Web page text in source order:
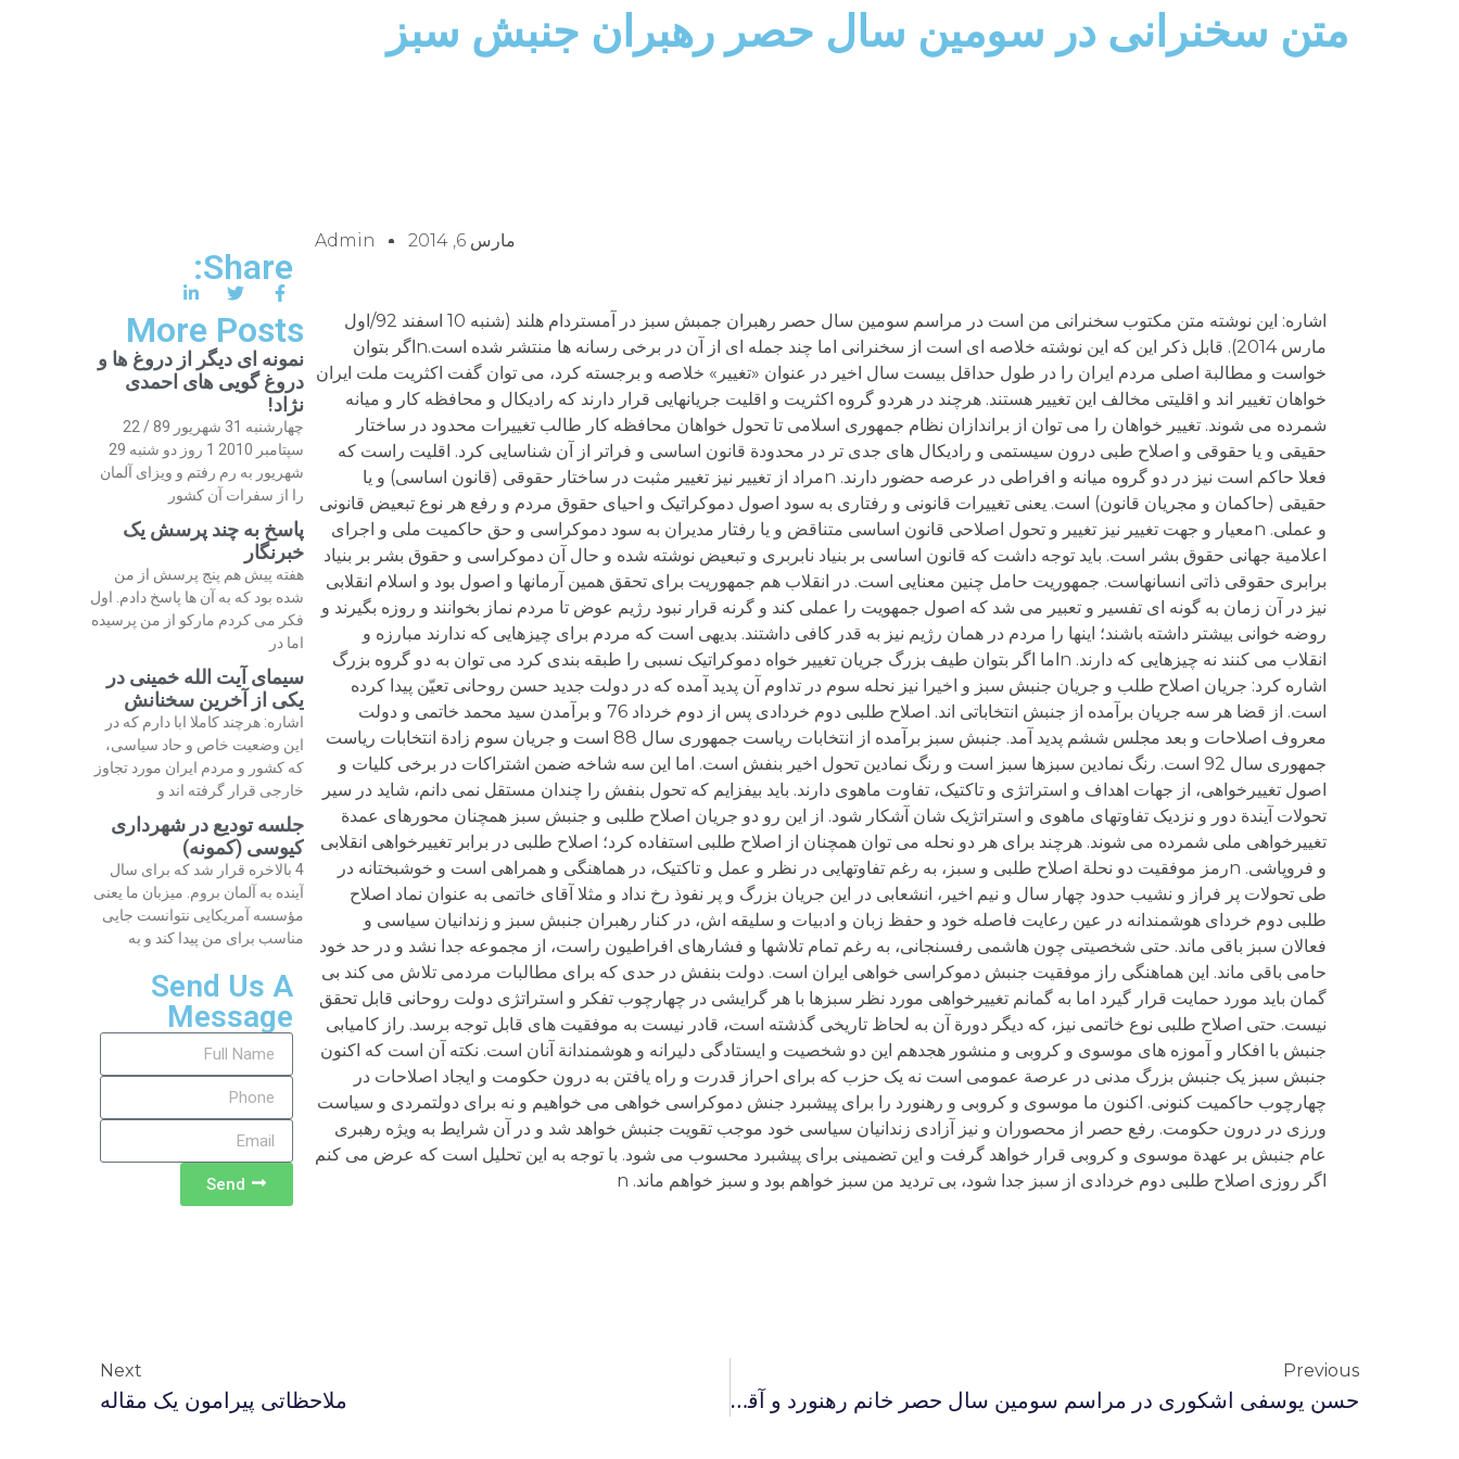
متن سخنرانی در سومین سال حصر رهبران جنبش سبز
مارس 6, 2014 Admin
اشاره: این نوشته متن مکتوب سخنرانی من است در مراسم سومین سال حصر رهبران جمبش سبز در آمستردام هلند (شنبه 10 اسفند 92/اول
مارس 2014). قابل ذکر این که این نوشته خلاصه ای است از سخنرانی اما چند جمله ای از آن در برخی رسانه ها منتشر شده است.nاگر بتوان
خواست و مطالبة اصلی مردم ایران را در طول حداقل بیست سال اخیر در عنوان «تغییر» خلاصه و برجسته کرد، می توان گفت اکثریت ملت ایران
خواهان تغییر اند و اقلیتی مخالف این تغییر هستند. هرچند در هردو گروه اکثریت و اقلیت جریانهایی قرار دارند که رادیکال و محافظه کار و میانه
شمرده می شوند. تغییر خواهان را می توان از براندازان نظام جمهوری اسلامی تا تحول خواهان محافظه کار طالب تغییرات محدود در ساختار
حقیقی و یا حقوقی و اصلاح طبی درون سیستمی و رادیکال های جدی تر در محدودة قانون اساسی و فراتر از آن شناسایی کرد. اقلیت راست که
فعلا حاکم است نیز در دو گروه میانه و افراطی در عرصه حضور دارند. nمراد از تغییر نیز تغییر مثبت در ساختار حقوقی (قانون اساسی) و یا
حقیقی (حاکمان و مجریان قانون) است. یعنی تغییرات قانونی و رفتاری به سود اصول دموکراتیک و احیای حقوق مردم و رفع هر نوع تبعیض قانونی
و عملی. nمعیار و جهت تغییر نیز تغییر و تحول اصلاحی قانون اساسی متناقض و یا رفتار مدیران به سود دموکراسی و حق حاکمیت ملی و اجرای
اعلامیة جهانی حقوق بشر است. باید توجه داشت که قانون اساسی بر بنیاد نابربری و تبعیض نوشته شده و حال آن دموکراسی و حقوق بشر بر بنیاد
برابری حقوقی ذاتی انسانهاست. جمهوریت حامل چنین معنایی است. در انقلاب هم جمهوریت برای تحقق همین آرمانها و اصول بود و اسلام انقلابی
نیز در آن زمان به گونه ای تفسیر و تعبیر می شد که اصول جمهویت را عملی کند و گرنه قرار نبود رژیم عوض تا مردم نماز بخوانند و روزه بگیرند و
روضه خوانی بیشتر داشته باشند؛ اینها را مردم در همان رژیم نیز به قدر کافی داشتند. بدیهی است که مردم برای چیزهایی که ندارند مبارزه و
انقلاب می کنند نه چیزهایی که دارند. nاما اگر بتوان طیف بزرگ جریان تغییر خواه دموکراتیک نسبی را طبقه بندی کرد می توان به دو گروه بزرگ
اشاره کرد: جریان اصلاح طلب و جریان جنبش سبز و اخیرا نیز نحله سوم در تداوم آن پدید آمده که در دولت جدید حسن روحانی تعیّن پیدا کرده
است. از قضا هر سه جریان برآمده از جنبش انتخاباتی اند. اصلاح طلبی دوم خردادی پس از دوم خرداد 76 و برآمدن سید محمد خاتمی و دولت
معروف اصلاحات و بعد مجلس ششم پدید آمد. جنبش سبز برآمده از انتخابات ریاست جمهوری سال 88 است و جریان سوم زادة انتخابات ریاست
جمهوری سال 92 است. رنگ نمادین سبزها سبز است و رنگ نمادین تحول اخیر بنفش است. اما این سه شاخه ضمن اشتراکات در برخی کلیات و
اصول تغییرخواهی، از جهات اهداف و استراتژی و تاکتیک، تفاوت ماهوی دارند. باید بیفزایم که تحول بنفش را چندان مستقل نمی دانم، شاید در سیر
تحولات آیندة دور و نزدیک تفاوتهای ماهوی و استراتژیک شان آشکار شود. از این رو دو جریان اصلاح طلبی و جنبش سبز همچنان محورهای عمدة
تغییرخواهی ملی شمرده می شوند. هرچند برای هر دو نحله می توان همچنان از اصلاح طلبی استفاده کرد؛ اصلاح طلبی در برابر تغییرخواهی انقلابی
و فروپاشی. nرمز موفقیت دو نحلة اصلاح طلبی و سبز، به رغم تفاوتهایی در نظر و عمل و تاکتیک، در هماهنگی و همراهی است و خوشبختانه در
طی تحولات پر فراز و نشیب حدود چهار سال و نیم اخیر، انشعابی در این جریان بزرگ و پر نفوذ رخ نداد و مثلا آقای خاتمی به عنوان نماد اصلاح
طلبی دوم خردای هوشمندانه در عین رعایت فاصله خود و حفظ زبان و ادبیات و سلیقه اش، در کنار رهبران جنبش سبز و زندانیان سیاسی و
فعالان سبز باقی ماند. حتی شخصیتی چون هاشمی رفسنجانی، به رغم تمام تلاشها و فشارهای افراطیون راست، از مجموعه جدا نشد و در حد خود
حامی باقی ماند. این هماهنگی راز موفقیت جنبش دموکراسی خواهی ایران است. دولت بنفش در حدی که برای مطالبات مردمی تلاش می کند بی
گمان باید مورد حمایت قرار گیرد اما به گمانم تغییرخواهی مورد نظر سبزها با هر گرایشی در چهارچوب تفکر و استراتژی دولت روحانی قابل تحقق
نیست. حتی اصلاح طلبی نوع خاتمی نیز، که دیگر دورة آن به لحاظ تاریخی گذشته است، قادر نیست به موفقیت های قابل توجه برسد. راز کامیابی
جنبش با افکار و آموزه های موسوی و کروبی و منشور هجدهم این دو شخصیت و ایستادگی دلیرانه و هوشمندانة آنان است. نکته آن است که اکنون
جنبش سبز یک جنبش بزرگ مدنی در عرصة عمومی است نه یک حزب که برای احراز قدرت و راه یافتن به درون حکومت و ایجاد اصلاحات در
چهارچوب حاکمیت کنونی. اکنون ما موسوی و کروبی و رهنورد را برای پیشبرد جنش دموکراسی خواهی می خواهیم و نه برای دولتمردی و سیاست
ورزی در درون حکومت. رفع حصر از محصوران و نیز آزادی زندانیان سیاسی خود موجب تقویت جنبش خواهد شد و در آن شرایط به ویژه رهبری
عام جنبش بر عهدة موسوی و کروبی قرار خواهد گرفت و این تضمینی برای پیشبرد محسوب می شود. با توجه به این تحلیل است که عرض می کنم
اگر روزی اصلاح طلبی دوم خردادی از سبز جدا شود، بی تردید من سبز خواهم بود و سبز خواهم ماند. n
Share:
More Posts
نمونه ای دیگر از دروغ ها و
دروغ گویی های احمدی
نژاد!
چهارشنبه 31 شهریور 89 / 22
سپتامبر 2010 1 روز دو شنبه 29
شهریور به رم رفتم و ویزای آلمان
را از سفرات آن کشور
پاسخ به چند پرسش یک
خبرنگار
هفته پیش هم پنج پرسش از من
شده بود که به آن ها پاسخ دادم. اول
فکر می کردم مارکو از من پرسیده
اما در
سیمای آیت الله خمینی در
یکی از آخرین سخنانش
اشاره: هرچند کاملا ابا دارم که در
این وضعیت خاص و حاد سیاسی،
که کشور و مردم ایران مورد تجاوز
خارجی قرار گرفته اند و
جلسه تودیع در شهرداری
کیوسی (کمونه)
4 بالاخره قرار شد که برای سال
آینده به آلمان بروم. میزبان ما یعنی
مؤسسه آمریکایی نتوانست جایی
مناسب برای من پیدا کند و به
Send Us A
Message
Send
Previous
حسن یوسفی اشکوری در مراسم سومین سال حصر خانم رهنورد و آقایان موسوی و کروبی در شهر کلن در آلمان
Next
ملاحظاتی پیرامون یک مقاله